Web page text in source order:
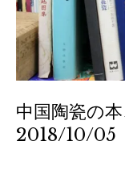
中国陶瓷の
2018/10/05